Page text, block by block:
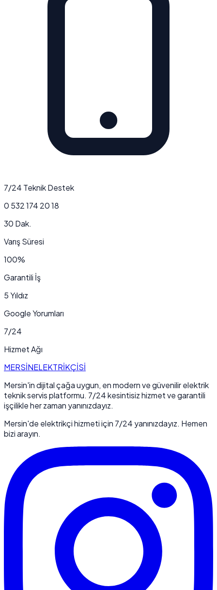
7/24 Teknik Destek
0 532 174 20 18
30 Dak.
Varış Süresi
100%
Garantili İş
5 Yıldız
Google Yorumları
7/24
Hizmet Ağı
MERSİNELEKTRİKÇİSİ
Mersin'in dijital çağa uygun, en modern ve güvenilir elektrik
teknik servis platformu. 7/24 kesintisiz hizmet ve garantili
işçilikle her zaman yanınızdayız.
Mersin'de elektrikçi hizmeti için 7/24 yanınızdayız. Hemen
bizi arayın.